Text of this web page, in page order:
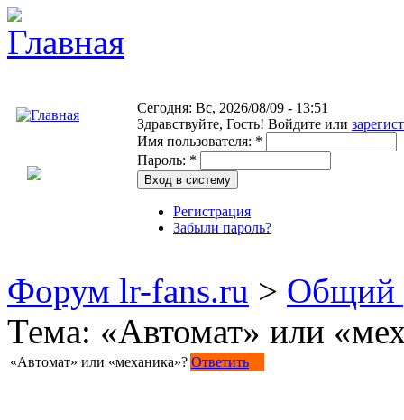
Сегодня: Вс, 2026/08/09 - 13:51
Здравствуйте, Гость! Войдите или
Имя пользователя: *
Пароль: *
Регистрация
Забыли пароль?
Форум lr-fans.ru > Общий
Тема: «Автомат» или
«Автомат» или «механика»? Ответить